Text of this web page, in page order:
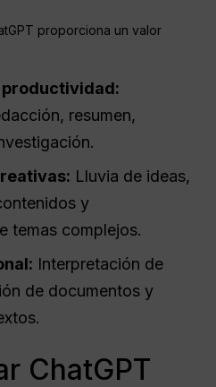
proporciona un valor
productividad:
resumen,
Lluvia de ideas,
y
temas complejos.
Interpretación de
de documentos y
ChatGPT